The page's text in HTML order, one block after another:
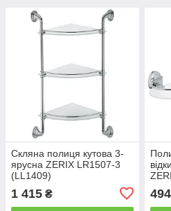
Скляна полиця кутова 3-
ярусна ZERIX LR1507-3
(LL1409)
1 415 ₴ 494